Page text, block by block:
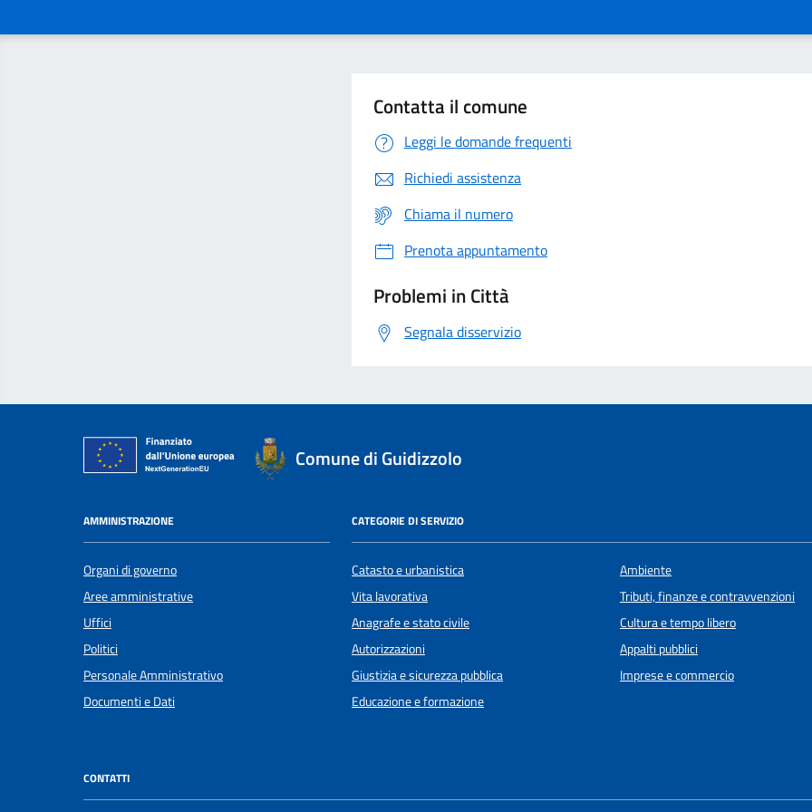
Contatta il comune
Leggi le domande frequenti
Richiedi assistenza
Chiama il numero
Prenota appuntamento
Problemi in Città
Segnala disservizio
Comune di Guidizzolo
AMMINISTRAZIONE
Organi di governo
Aree amministrative
Uffici
Politici
Personale Amministrativo
Documenti e Dati
CATEGORIE DI SERVIZIO
Catasto e urbanistica
Vita lavorativa
Anagrafe e stato civile
Autorizzazioni
Giustizia e sicurezza pubblica
Educazione e formazione
Ambiente
Tributi, finanze e contravvenzioni
Cultura e tempo libero
Appalti pubblici
Imprese e commercio
CONTATTI